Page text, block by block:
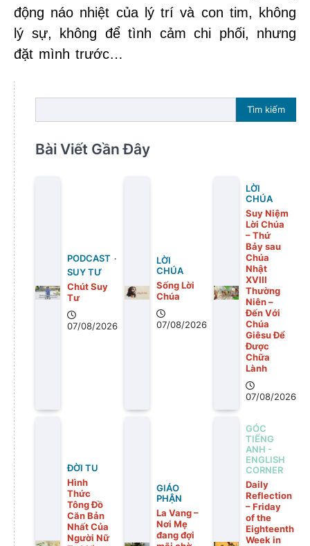
động náo nhiệt của lý trí và con tim, không
lý sự, không để tình cảm chi phối, nhưng
đặt mình trước…
Tìm kiếm
Bài Viết Gần Đây
PODCAST
SUY TƯ
Chút Suy
Tư
07/08/2026
LỜI
CHÚA
Sống Lời
Chúa
07/08/2026
LỜI
CHÚA
Suy Niệm
Lời Chúa
– Thứ
Bảy sau
Chúa
Nhật
XVIII
Thường
Niên –
Đến Với
Chúa
Giêsu Để
Được
Chữa
Lành
07/08/2026
ĐỜI TU
Hình
Thức
Tông Đồ
Căn Bản
Nhất Của
Người Nữ
GIÁO
PHẬN
La Vang –
Nơi Mẹ
đang đợi
GÓC
TIẾNG
ANH -
ENGLISH
CORNER
Daily
Reflection
– Friday
of the
Eighteenth
Week in